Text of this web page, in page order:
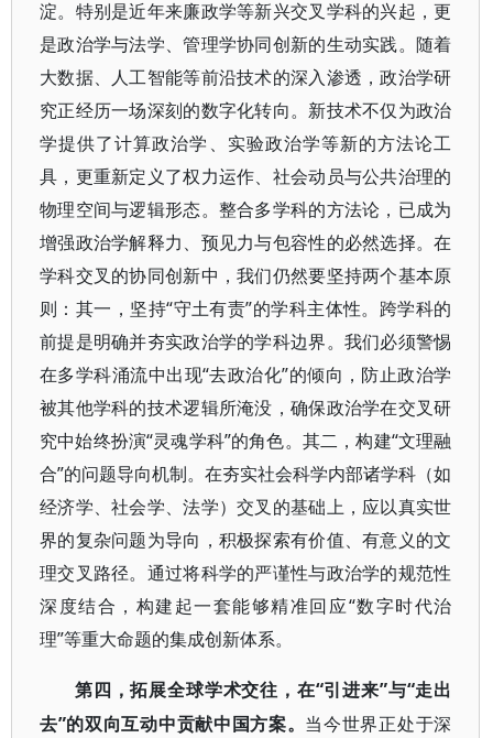
淀。特别是近年来廉政学等新兴交叉学科的兴起，更
是政治学与法学、管理学协同创新的生动实践。随着
大数据、人工智能等前沿技术的深入渗透，政治学研
究正经历一场深刻的数字化转向。新技术不仅为政治
学提供了计算政治学、实验政治学等新的方法论工
具，更重新定义了权力运作、社会动员与公共治理的
物理空间与逻辑形态。整合多学科的方法论，已成为
增强政治学解释力、预见力与包容性的必然选择。在
学科交叉的协同创新中，我们仍然要坚持两个基本原
则：其一，坚持“守土有责”的学科主体性。跨学科的
前提是明确并夯实政治学的学科边界。我们必须警惕
在多学科涌流中出现“去政治化”的倾向，防止政治学
被其他学科的技术逻辑所淹没，确保政治学在交叉研
究中始终扮演“灵魂学科”的角色。其二，构建“文理融
合”的问题导向机制。在夯实社会科学内部诸学科（如
经济学、社会学、法学）交叉的基础上，应以真实世
界的复杂问题为导向，积极探索有价值、有意义的文
理交叉路径。通过将科学的严谨性与政治学的规范性
深度结合，构建起一套能够精准回应“数字时代治
理”等重大命题的集成创新体系。
第四，拓展全球学术交往，在“引进来”与“走出
去”的双向互动中贡献中国方案。
当今世界正处于深